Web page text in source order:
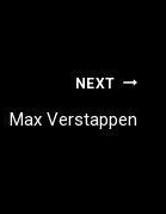
NEXT
Max Verstappen